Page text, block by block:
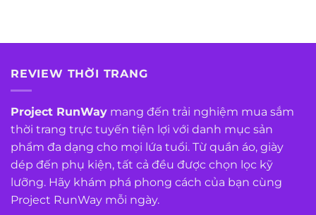
REVIEW THỜI TRANG
Project RunWay mang đến trải nghiệm mua sắm
thời trang trực tuyến tiện lợi với danh mục sản
phẩm đa dạng cho mọi lứa tuổi. Từ quần áo, giày
dép đến phụ kiện, tất cả đều được chọn lọc kỹ
lưỡng. Hãy khám phá phong cách của bạn cùng
Project RunWay mỗi ngày.